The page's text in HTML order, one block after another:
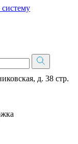
д. 38 стр.